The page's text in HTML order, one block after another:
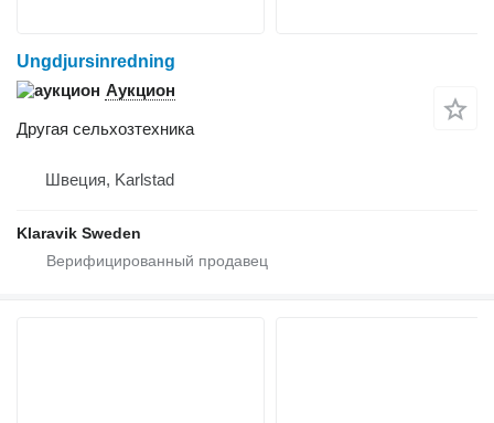
Ungdjursinredning
Аукцион
Другая сельхозтехника
Швеция, Karlstad
Klaravik Sweden